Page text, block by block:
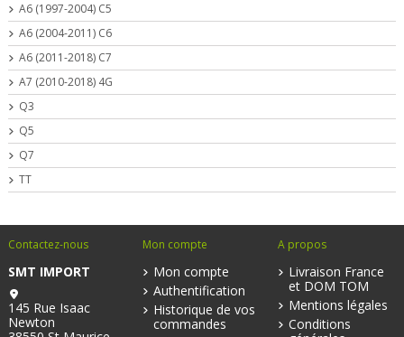
A6 (1997-2004) C5
A6 (2004-2011) C6
A6 (2011-2018) C7
A7 (2010-2018) 4G
Q3
Q5
Q7
TT
Contactez-nous
SMT IMPORT
145 Rue Isaac
Newton
Mon compte
Mon compte
Authentification
Historique de vos
commandes
A propos
Livraison France
et DOM TOM
Mentions légales
Conditions